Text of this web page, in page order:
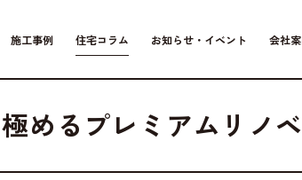
施工事例 住宅コラム お知らせ・イベント 会社
めるプレミアムリノ